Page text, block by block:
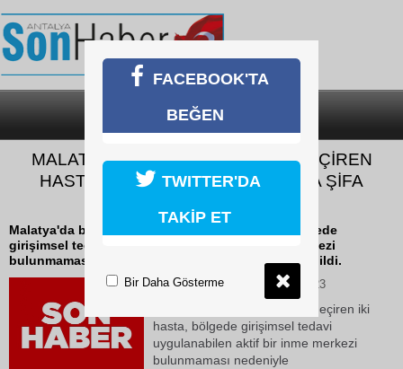
SON DAKİKA
MALATYA’DA BEYİN KANAMASI GEÇİREN
HASTALAR KAHRAMANMARAŞ’TA ŞİFA
Malatya'da beyin kanaması geçiren iki hasta, bölgede
girişimsel tedavi uygulanabilen aktif bir inme merkezi
bulunmaması nedeniyle Kahramanmaraş'a sevk edildi.
04 Haziran 2026 Perşembe 11:23
Malatya'da beyin kanaması geçiren iki
hasta, bölgede girişimsel tedavi
uygulanabilen aktif bir inme merkezi
bulunmaması nedeniyle
FACEBOOK'TA
BEĞEN
TWITTER'DA
TAKİP ET
Bir Daha Gösterme